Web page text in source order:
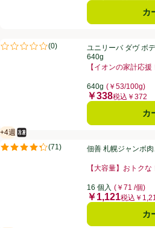
カ
ユニリーバ ダヴ ボディウォッシュ シト
(0)
評価は0件のレビューで5点中0.0点。
ユニリーバ ダヴ ボ
640g
【イオンの家計応
640g (￥53/100g)
価格
￥338税込￥372
カ
佃善 札幌ジャンボ肉ぎょうざ【冷凍】
+4週
賞味・消費期限保証：4週間
冷凍食品
(71 )
評価は71件のレビューで5点中4.3点。
佃善 札幌ジャンボ
【大容量】おトク
16 個入 (￥71 /個)
価格
￥1,121税込￥
カ